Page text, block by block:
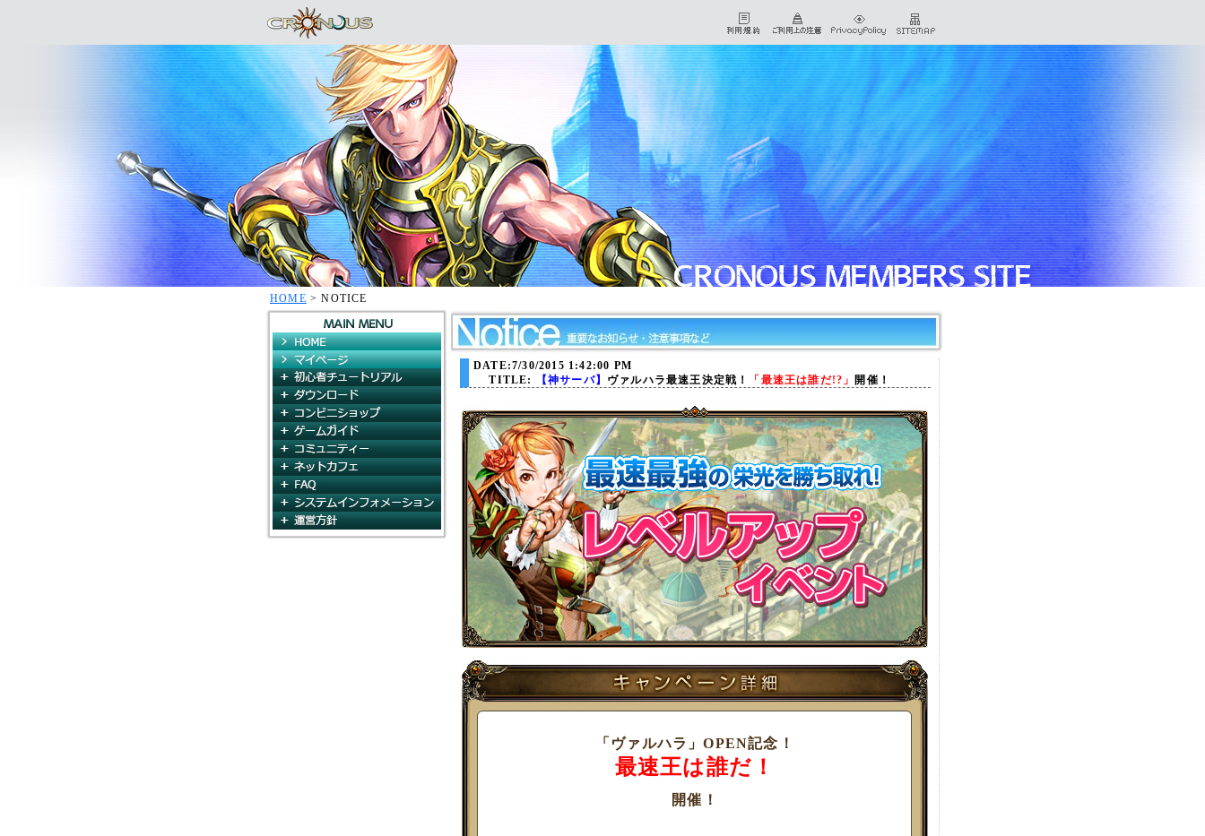
HOME > NOTICE
HOME
マイページ
初心者チュートリアル
コンビニショップ
ゲームガイド
コミュニティ
ネットカフェ
システムインフォメーション
運営方針
DATE:7/30/2015 1:42:00 PM
TITLE:
【神サーバ】 ヴァルハラ最速王決定戦！ 「最速王は誰だ!?」 開催！
「ヴァルハラ」OPEN記念！
最速王は誰だ！
開催！